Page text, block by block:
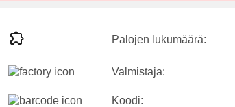
Palojen lukumäärä:
Valmistaja:
Koodi: